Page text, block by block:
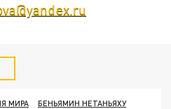
МИРА
БЕНЬЯМИН НЕТАНЬЯХУ